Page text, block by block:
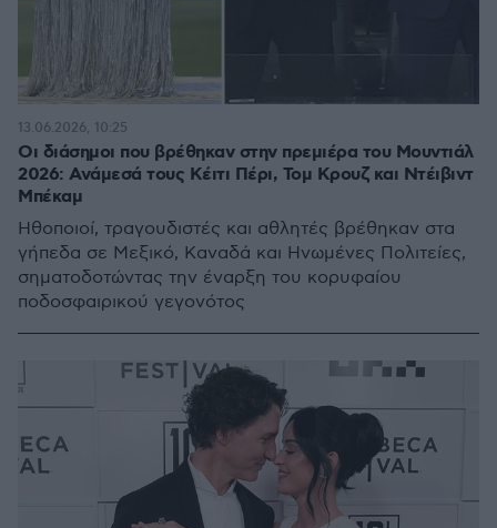
Οι διάσημοι που βρέθηκαν στην πρεμιέρα του Μουντιάλ
2026: Ανάμεσά τους Κέιτι Πέρι, Τομ Κρουζ και Ντέιβιντ
Μπέκαμ
Ηθοποιοί, τραγουδιστές και αθλητές βρέθηκαν στα
γήπεδα σε Μεξικό, Καναδά και Ηνωμένες Πολιτείες,
σηματοδοτώντας την έναρξη του κορυφαίου
ποδοσφαιρικού γεγονότος
13.06.2026, 10:25